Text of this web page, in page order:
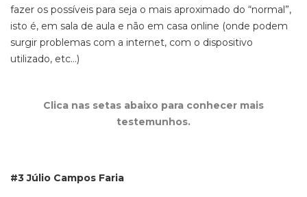
fazer os possíveis para seja o mais aproximado do “normal”,
isto é, em sala de aula e não em casa online (onde podem
surgir problemas com a internet, com o dispositivo
utilizado, etc…)
Clica nas setas abaixo para conhecer mais
testemunhos.
#3 Júlio Campos Faria